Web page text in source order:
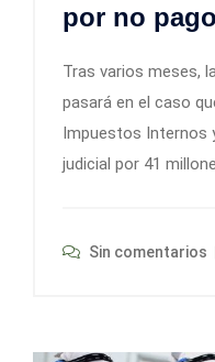
por no
Tras varios meses,
pasará en el caso
Impuestos Internos
judicial por 41
Sin comentarios